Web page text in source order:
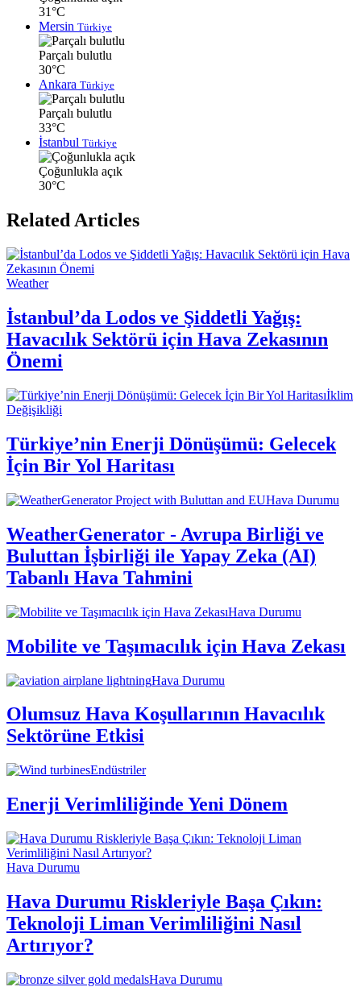
31°C
Mersin Türkiye
Parçalı bulutlu
30°C
Ankara Türkiye
Parçalı bulutlu
33°C
İstanbul Türkiye
Çoğunlukla açık
30°C
Related Articles
Weather
İstanbul’da Lodos ve Şiddetli Yağış:
Havacılık Sektörü için Hava Zekasının
Önemi
İklim
Değişikliği
Türkiye’nin Enerji Dönüşümü: Gelecek
İçin Bir Yol Haritası
Hava Durumu
WeatherGenerator - Avrupa Birliği ve
Buluttan İşbirliği ile Yapay Zeka (AI)
Tabanlı Hava Tahmini
Hava Durumu
Mobilite ve Taşımacılık için Hava Zekası
Hava Durumu
Olumsuz Hava Koşullarının Havacılık
Sektörüne Etkisi
Endüstriler
Enerji Verimliliğinde Yeni Dönem
Hava Durumu
Hava Durumu Riskleriyle Başa Çıkın:
Teknoloji Liman Verimliliğini Nasıl
Artırıyor?
Hava Durumu